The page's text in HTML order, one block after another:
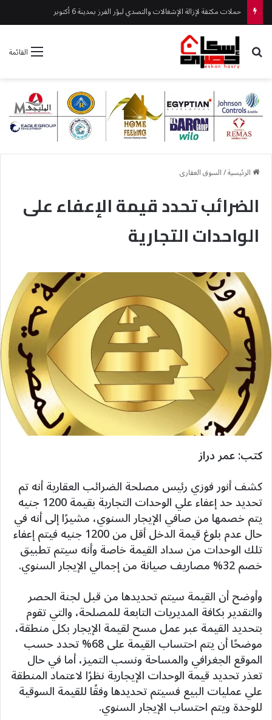
القائمة بحث عن
الرئيسية/السوق العقارى
الضرائب تحدد قيمة الإعفاء على
الواحدات التجارية
كتب: عمر دراز
كشف أنور فوزي رئيس مصلحة الضرائب العقارية أنه تم
تحديد حد إعفاء علي الوحدات التجارية بقيمة 1200 جنيه
يتم خصمها من صافي الإيجار السنوي، مشيرًا إلى أنه في
حال عدم بلوغ قيمة الدخل أقل من 1200 جنيه فيتم إعفاء
تلك الوحدات من سداد القيمة خاصة وأنه سيتم تطبيق
خصم 32% مصاريف صيانة من إجمالي الإيجار السنوي.
وأوضح أن القيمة سيتم تحديدها من قبل لجنة الحصر
والتقدير بكافة المديريات التابعة للمصلحة، والتي تقوم
بتحديد القيمة عبر عمل مسح لقيمة الإيجار بكل منطقة،
موضحًا أن يتم احتساب القيمة على 68% تحدد حسب
الموقع الجغرافي والمساحة ونسب التميز، أما في حال
تعذر تحديد قيمة الوحدات الإيجارية نظرًا لاعتماد المنطقة
علي عمليات البيع فسيتم تحديدها وفقًا للقيمة السوقية
للوحدة ويتم احتساب الإيجار السنوي.